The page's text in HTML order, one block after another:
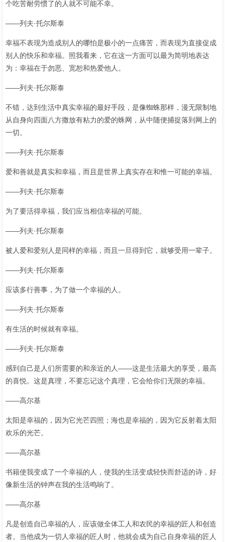
个吃苦耐劳惯了的人就不可能不幸。
——列夫·托尔斯泰
幸福不表现为造成别人的哪怕是极小的一点痛苦，而表现为直接促成
别人的快乐和幸福。照我看来，它在这一方面可以最为简明地表达
为：幸福在于勿恶、宽恕和热爱他人。
——列夫·托尔斯泰
不错，达到生活中真实幸福的最好手段，是像蜘蛛那样，漫无限制地
从自身向四面八方撒放有粘力的爱的蛛网，从中随便捕捉落到网上的
一切。
——列夫·托尔斯泰
爱和善就是真实和幸福，而且是世界上真实存在和惟一可能的幸福。
——列夫·托尔斯泰
为了要活得幸福，我们应当相信幸福的可能。
——列夫·托尔斯泰
被人爱和爱别人是同样的幸福，而且一旦得到它，就够受用一辈子。
——列夫·托尔斯泰
应该多行善事，为了做一个幸福的人。
——列夫·托尔斯泰
有生活的时候就有幸福。
——列夫·托尔斯泰
感到自己是人们所需要的和亲近的人——这是生活最大的享受，最高
的喜悦。这是真理，不要忘记这个真理，它会给你们无限的幸福。
——高尔基
太阳是幸福的，因为它光芒四照；海也是幸福的，因为它反射着太阳
欢乐的光芒。
——高尔基
书籍使我变成了一个幸福的人，使我的生活变成轻快而舒适的诗，好
像新生活的钟声在我的生活鸣响了。
——高尔基
凡是创造自己幸福的人，应该做全体工人和农民的幸福的匠人和创造
者。当他成为一切人幸福的匠人时，他就会成为自己自身幸福的匠人